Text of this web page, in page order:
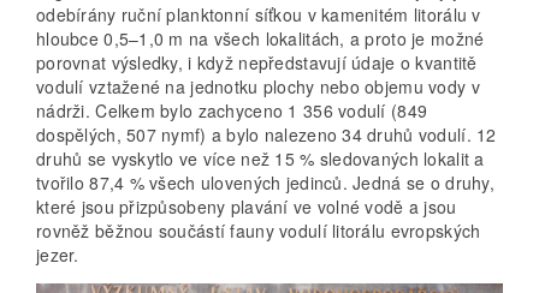
odebírány ruční planktonní síťkou v kamenitém litorálu v
hloubce 0,5–1,0 m na všech lokalitách, a proto je možné
porovnat výsledky, i když nepředstavují údaje o kvantitě
vodulí vztažené na jednotku plochy nebo objemu vody v
nádrži. Celkem bylo zachyceno 1 356 vodulí (849
dospělých, 507 nymf) a bylo nalezeno 34 druhů vodulí. 12
druhů se vyskytlo ve více než 15 % sledovaných lokalit a
tvořilo 87,4 % všech ulovených jedinců. Jedná se o druhy,
které jsou přizpůsobeny plavání ve volné vodě a jsou
rovněž běžnou součástí fauny vodulí litorálu evropských
jezer.